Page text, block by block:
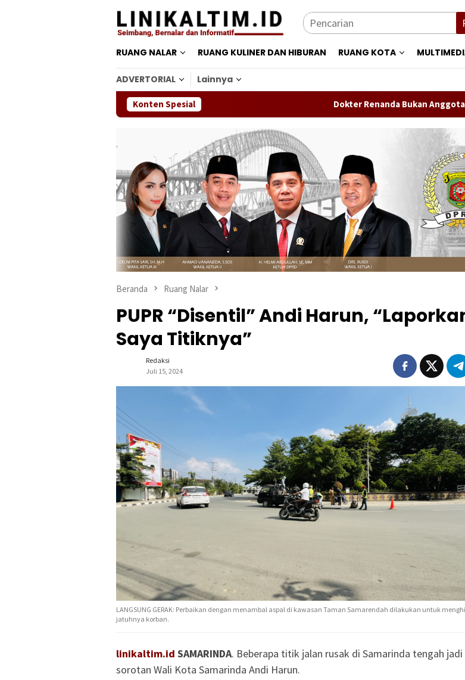
RUANG NALAR RUANG KULINER DAN HIBURAN RUANG KOTA
ADVERTORIAL Lainnya
Konten Spesial Dokter Renanda Bukan Anggota IDI
Beranda Ruang Nalar
PUPR “Disentil” Andi Harun,
Saya Titiknya”
Redaksi
Juli 15, 2024
LANGSUNG GERAK: Perbaikan dengan menambal aspal di kawasan Taman Samarendah dilakukan untuk
jatuhnya korban.
linikaltim.id SAMARINDA. Beberapa titik jalan rusak di Samarinda tengah jadi
sorotan Wali Kota Samarinda Andi Harun.